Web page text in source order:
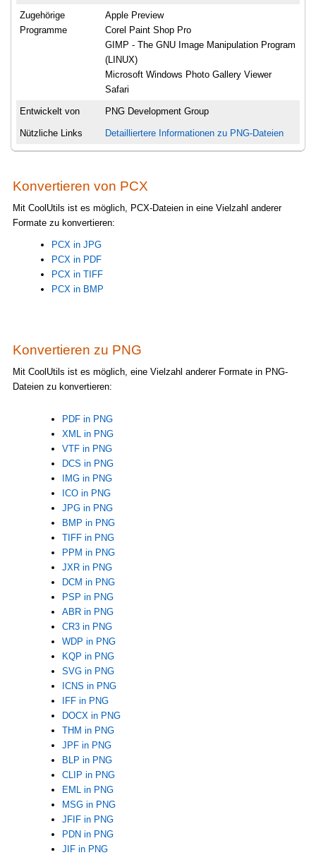
Zugehörige
Programme
Apple Preview
Corel Paint Shop Pro
GIMP - The GNU Image Manipulation Program
(LINUX)
Microsoft Windows Photo Gallery Viewer
Safari
Entwickelt von PNG Development Group
Nützliche Links Detailliertere Informationen zu PNG-Dateien
Konvertieren von PCX
Mit CoolUtils ist es möglich, PCX-Dateien in eine Vielzahl anderer
Formate zu konvertieren:
PCX in JPG
PCX in PDF
PCX in TIFF
PCX in BMP
Konvertieren zu PNG
Mit CoolUtils ist es möglich, eine Vielzahl anderer Formate in PNG-
Dateien zu konvertieren:
PDF in PNG
XML in PNG
VTF in PNG
DCS in PNG
IMG in PNG
ICO in PNG
JPG in PNG
BMP in PNG
TIFF in PNG
PPM in PNG
JXR in PNG
DCM in PNG
PSP in PNG
ABR in PNG
CR3 in PNG
WDP in PNG
KQP in PNG
SVG in PNG
ICNS in PNG
IFF in PNG
DOCX in PNG
THM in PNG
JPF in PNG
BLP in PNG
CLIP in PNG
EML in PNG
MSG in PNG
JFIF in PNG
PDN in PNG
JIF in PNG